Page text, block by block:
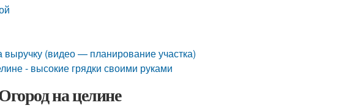
(видео — планирование участка)
- высокие грядки своими руками
на целине